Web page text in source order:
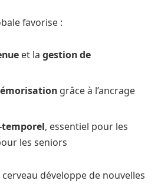
favorise :
et la gestion de
grâce à l’ancrage
, essentiel pour les
les seniors
développe de nouvelles